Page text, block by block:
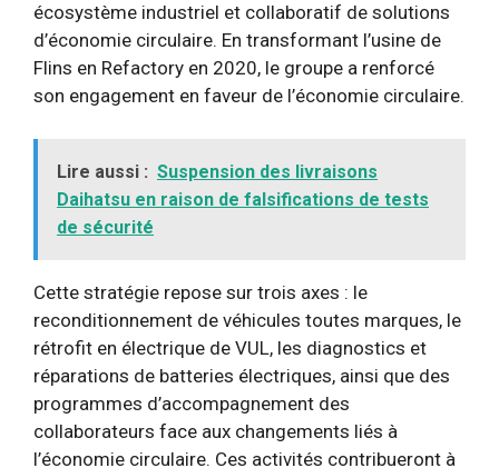
écosystème industriel et collaboratif de solutions
d’économie circulaire. En transformant l’usine de
Flins en Refactory en 2020, le groupe a renforcé
son engagement en faveur de l’économie circulaire.
Lire aussi : Suspension des livraisons
Daihatsu en raison de falsifications de tests
de sécurité
Cette stratégie repose sur trois axes : le
reconditionnement de véhicules toutes marques, le
rétrofit en électrique de VUL, les diagnostics et
réparations de batteries électriques, ainsi que des
programmes d’accompagnement des
collaborateurs face aux changements liés à
l’économie circulaire. Ces activités contribueront à